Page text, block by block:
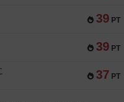
39 PT
39 PT
37 PT